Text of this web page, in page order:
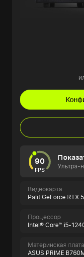
90
FPS Ультра-
Видеокарта
Palit GeForce RTX
Процессор
Intel® Core™ i5-
Материнская плата
ASUS PRIME